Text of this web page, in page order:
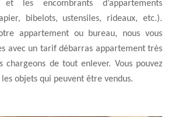
les encombrants d’appartements
bibelots, ustensiles, rideaux, etc.).
appartement ou bureau, nous vous
avec un tarif débarras appartement très
chargeons de tout enlever. Vous pouvez
objets qui peuvent être vendus.